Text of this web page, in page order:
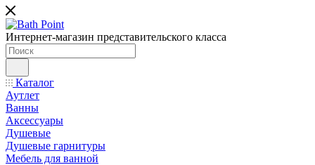
Интернет-магазин представительского класса
Каталог
Аутлет
Ванны
Аксессуары
Душевые
Душевые гарнитуры
Мебель для ванной